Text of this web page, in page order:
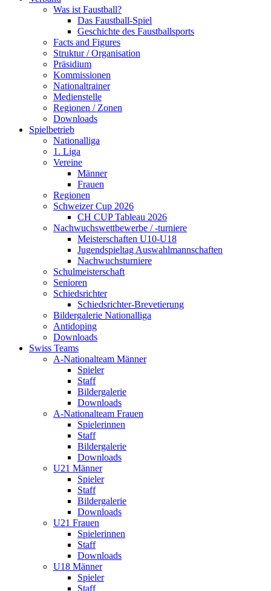
Was ist Faustball?
Das Faustball-Spiel
Geschichte des Faustballsports
Facts and Figures
Struktur / Organisation
Präsidium
Kommissionen
Nationaltrainer
Medienstelle
Regionen / Zonen
Downloads
Spielbetrieb
Nationalliga
1. Liga
Vereine
Männer
Frauen
Regionen
Schweizer Cup 2026
CH CUP Tableau 2026
Nachwuchswettbewerbe / -turniere
Meisterschaften U10-U18
Jugendspieltag Auswahlmannschaften
Nachwuchsturniere
Schulmeisterschaft
Senioren
Schiedsrichter
Schiedsrichter-Brevetierung
Bildergalerie Nationalliga
Antidoping
Downloads
Swiss Teams
A-Nationalteam Männer
Spieler
Staff
Bildergalerie
Downloads
A-Nationalteam Frauen
Spielerinnen
Staff
Bildergalerie
Downloads
U21 Männer
Spieler
Staff
Bildergalerie
Downloads
U21 Frauen
Spielerinnen
Staff
Downloads
U18 Männer
Spieler
Staff